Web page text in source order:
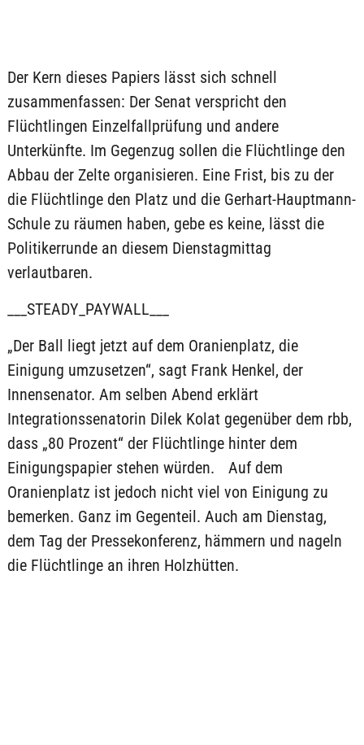
Der Kern dieses Papiers lässt sich schnell
zusammenfassen: Der Senat verspricht den
Flüchtlingen Einzelfallprüfung und andere
Unterkünfte. Im Gegenzug sollen die Flüchtlinge den
Abbau der Zelte organisieren. Eine Frist, bis zu der
die Flüchtlinge den Platz und die Gerhart-Hauptmann-
Schule zu räumen haben, gebe es keine, lässt die
Politikerrunde an diesem Dienstagmittag
verlautbaren.
___STEADY_PAYWALL___
„Der Ball liegt jetzt auf dem Oranienplatz, die
Einigung umzusetzen“, sagt Frank Henkel, der
Innensenator. Am selben Abend erklärt
Integrationssenatorin Dilek Kolat gegenüber dem rbb,
dass „80 Prozent“ der Flüchtlinge hinter dem
Einigungspapier stehen würden. Auf dem
Oranienplatz ist jedoch nicht viel von Einigung zu
bemerken. Ganz im Gegenteil. Auch am Dienstag,
dem Tag der Pressekonferenz, hämmern und nageln
die Flüchtlinge an ihren Holzhütten.